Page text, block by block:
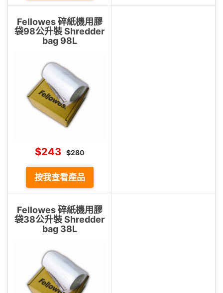
Fellowes 碎紙機用膠
袋98公升裝 Shredder
bag 98L
$243 $280
按我查看產品
Fellowes 碎紙機用膠
袋38公升裝 Shredder
bag 38L